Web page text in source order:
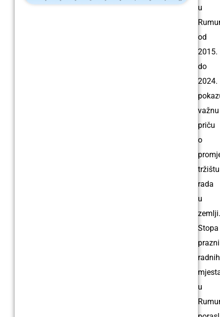
u
od
2015.
do
2024.
važnu
priču
o
tržištu
rada
u
zemlji.
Stopa
radnih
u